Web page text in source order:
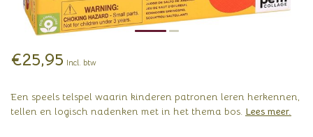
€25,95 Incl. btw
Een speels telspel waarin kinderen patronen leren herkennen,
tellen en logisch nadenken met in het thema bos. Lees meer.